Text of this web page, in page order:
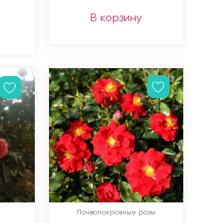
В корзину
Почвопокровные розы